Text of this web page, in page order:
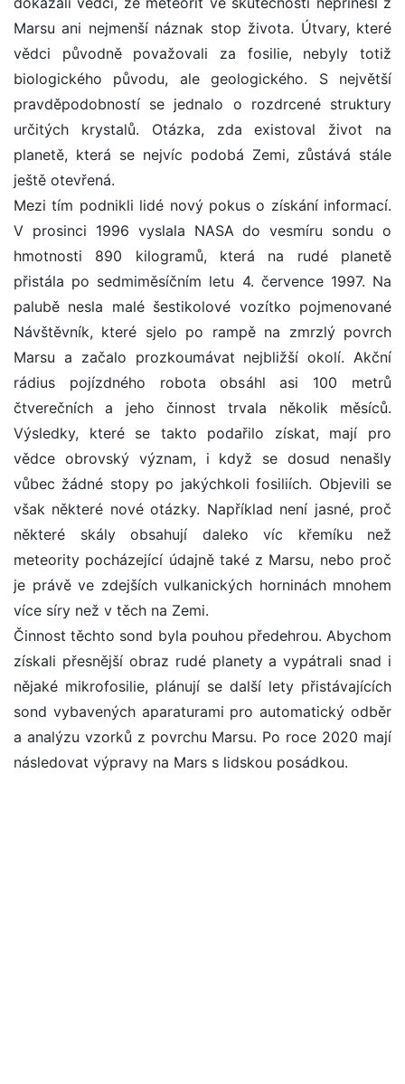
Marsu ani nejmenší náznak stop života. Útvary, které
vědci původně považovali za fosilie, nebyly totiž
biologického původu, ale geologického. S největší
pravděpodobností se jednalo o rozdrcené struktury
určitých krystalů. Otázka, zda existoval život na
planetě, která se nejvíc podobá Zemi, zůstává stále
ještě otevřená.
Mezi tím podnikli lidé nový pokus o získání informací.
V prosinci 1996 vyslala NASA do vesmíru sondu o
hmotnosti 890 kilogramů, která na rudé planetě
přistála po sedmiměsíčním letu 4. července 1997. Na
palubě nesla malé šestikolové vozítko pojmenované
Návštěvník, které sjelo po rampě na zmrzlý povrch
Marsu a začalo prozkoumávat nejbližší okolí. Akční
rádius pojízdného robota obsáhl asi 100 metrů
čtverečních a jeho činnost trvala několik měsíců.
Výsledky, které se takto podařilo získat, mají pro
vědce obrovský význam, i když se dosud nenašly
vůbec žádné stopy po jakýchkoli fosiliích. Objevili se
však některé nové otázky. Například není jasné, proč
některé skály obsahují daleko víc křemíku než
meteority pocházející údajně také z Marsu, nebo proč
je právě ve zdejších vulkanických horninách mnohem
více síry než v těch na Zemi.
Činnost těchto sond byla pouhou předehrou. Abychom
získali přesnější obraz rudé planety a vypátrali snad i
nějaké mikrofosilie, plánují se další lety přistávajících
sond vybavených aparaturami pro automatický odběr
a analýzu vzorků z povrchu Marsu. Po roce 2020 mají
následovat výpravy na Mars s lidskou posádkou.